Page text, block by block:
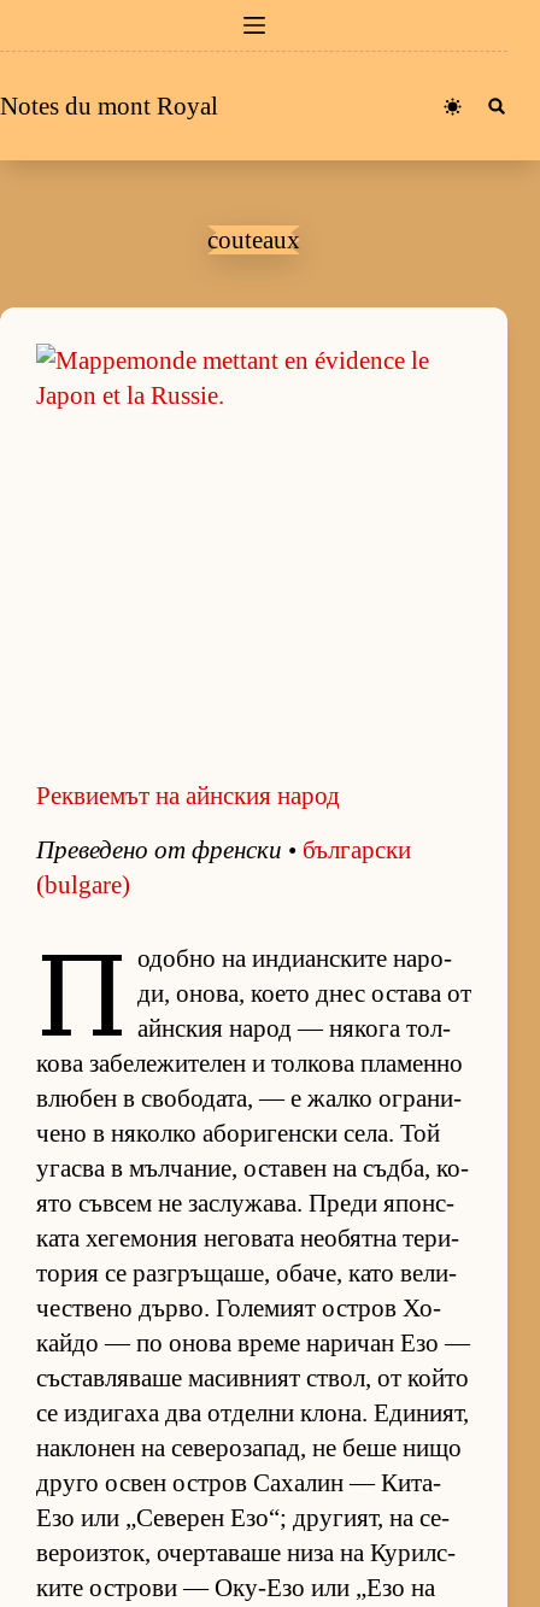
au
Notes du mont Royal
couteaux
Реквиемът на айнския народ
Пре­ве­дено от френ­ски • бъл­гар­ски
(bulgare)
П о­добно на ин­ди­ан­с­ките на­ро­
ди, оно­ва, ко­ето днес ос­тава от
айн­с­кия на­род — ня­кога тол­
кова за­бе­ле­жи­те­лен и тол­кова пла­менно
влю­бен в сво­бо­да­та, — е жалко ог­ра­ни­
чено в ня­колко або­ри­ген­ски се­ла. Той
угасва в мъл­ча­ние, ос­та­вен на съд­ба, ко­
ято съв­сем не зас­лу­жа­ва. Преди япон­с­
ката хе­ге­мо­ния не­го­вата не­о­бятна те­ри­
то­рия се раз­г­ръ­ща­ше, оба­че, като ве­ли­
чес­т­вено дър­во. Го­ле­мият ос­т­ров Хо­
кайдо — по онова време на­ри­чан Езо —
със­тав­ля­ваше ма­сив­ният ствол, от който
се из­ди­гаха два от­делни кло­на. Еди­ни­ят,
нак­ло­нен на се­ве­ро­за­пад, не беше нищо
друго ос­вен ос­т­ров Са­ха­лин — Ки­та-
Езо или „Се­ве­рен Езо“; дру­ги­ят, на се­
ве­ро­из­ток, очер­та­ваше низа на Ку­рил­с­
ките ос­т­рови — Оку-Езо или „Езо на